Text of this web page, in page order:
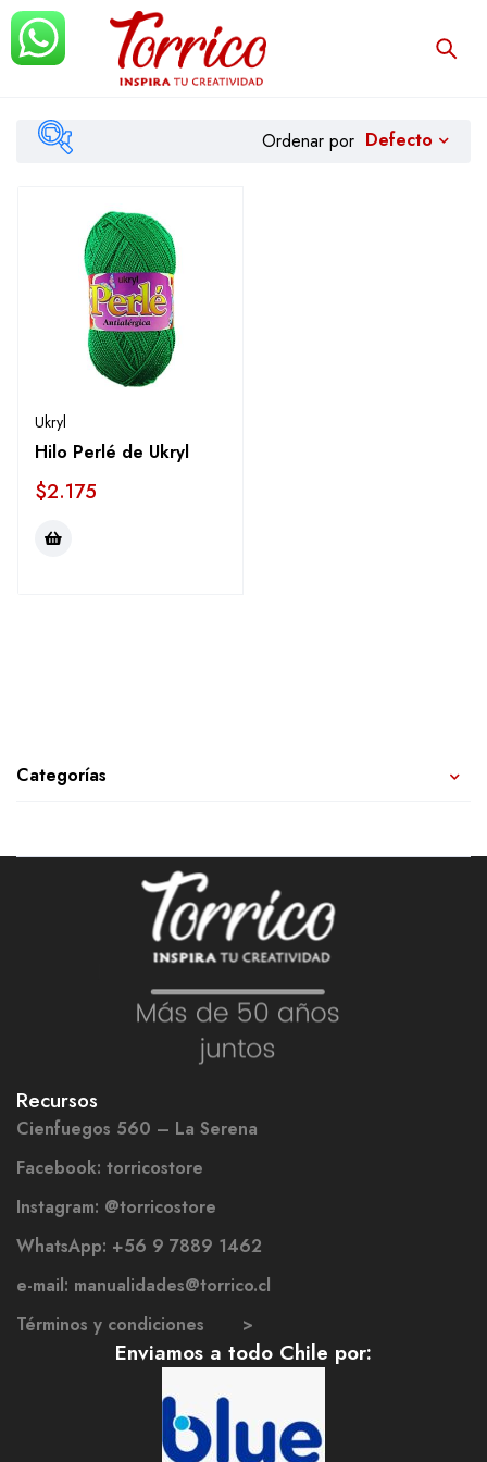
Categorías
Filtrar
Ordenar por Defecto
Ukryl
Hilo Perlé de Ukryl
$2.175
Recursos
Cienfuegos 560 – La Serena
Facebook: torricostore
Instagram: @torricostore
WhatsApp: +56 9 7889 1462
e-mail: manualidades@torrico.cl
Términos y condiciones >
Enviamos a todo Chile por: